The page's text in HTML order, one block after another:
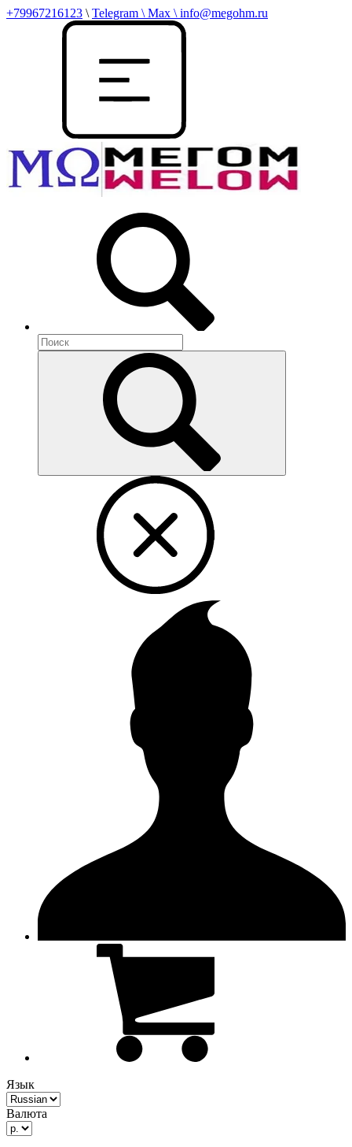
+79967216123 \ Telegram \ Max \ info@megohm.ru
Язык
Валюта